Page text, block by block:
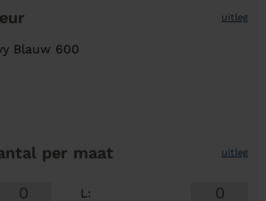
uitleg
Blauw 600
per maat uitleg
L :